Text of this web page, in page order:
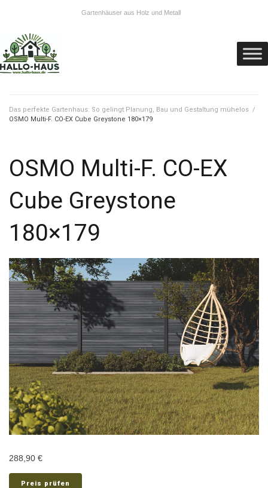
Gartenhäuser aus Holz und Metall
Das perfekte Gartenhaus: So gelingt Planung, Bau und Gestaltung mühelos /
OSMO Multi-F. CO-EX Cube Greystone 180×179
OSMO Multi-F. CO-EX
Cube Greystone
180×179
288,90 €
Preis prüfen